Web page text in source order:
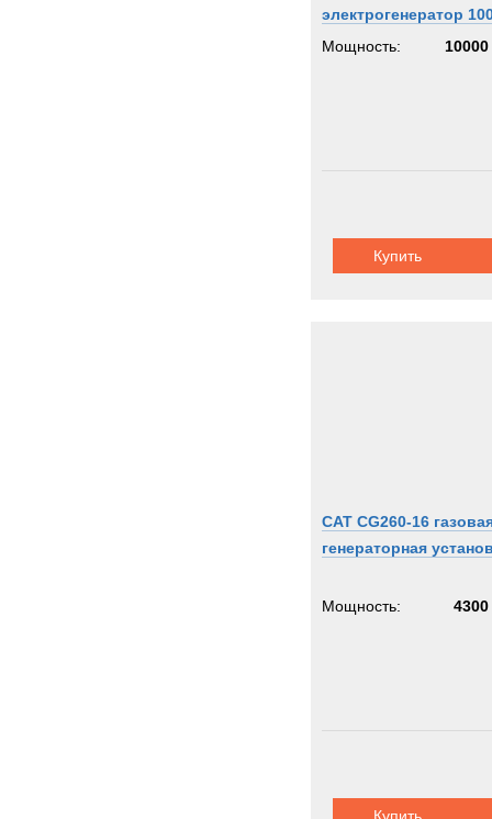
электрогенератор
кВт
Мощность:
Купить
CAT CG260-16
генераторная
Мощность: 4300